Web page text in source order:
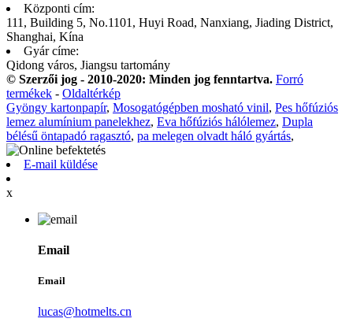
Központi cím:
111, Building 5, No.1101, Huyi Road, Nanxiang, Jiading District,
Shanghai, Kína
Gyár címe:
Qidong város, Jiangsu tartomány
© Szerzői jog - 2010-2020: Minden jog fenntartva. Forró
termékek - Oldaltérkép
Gyöngy kartonpapír, Mosogatógépben mosható vinil, Pes hőfúziós
lemez alumínium panelekhez, Eva hőfúziós hálólemez, Dupla
bélésű öntapadó ragasztó, pa melegen olvadt háló gyártás,
E-mail küldése
x
Email
Email
lucas@hotmelts.cn